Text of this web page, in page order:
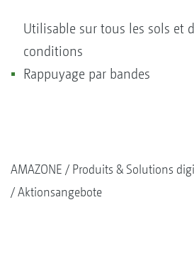
Utilisable sur tous les sols et
conditions
Rappuyage par bandes
AMAZONE Produits & Solutions
Aktionsangebote